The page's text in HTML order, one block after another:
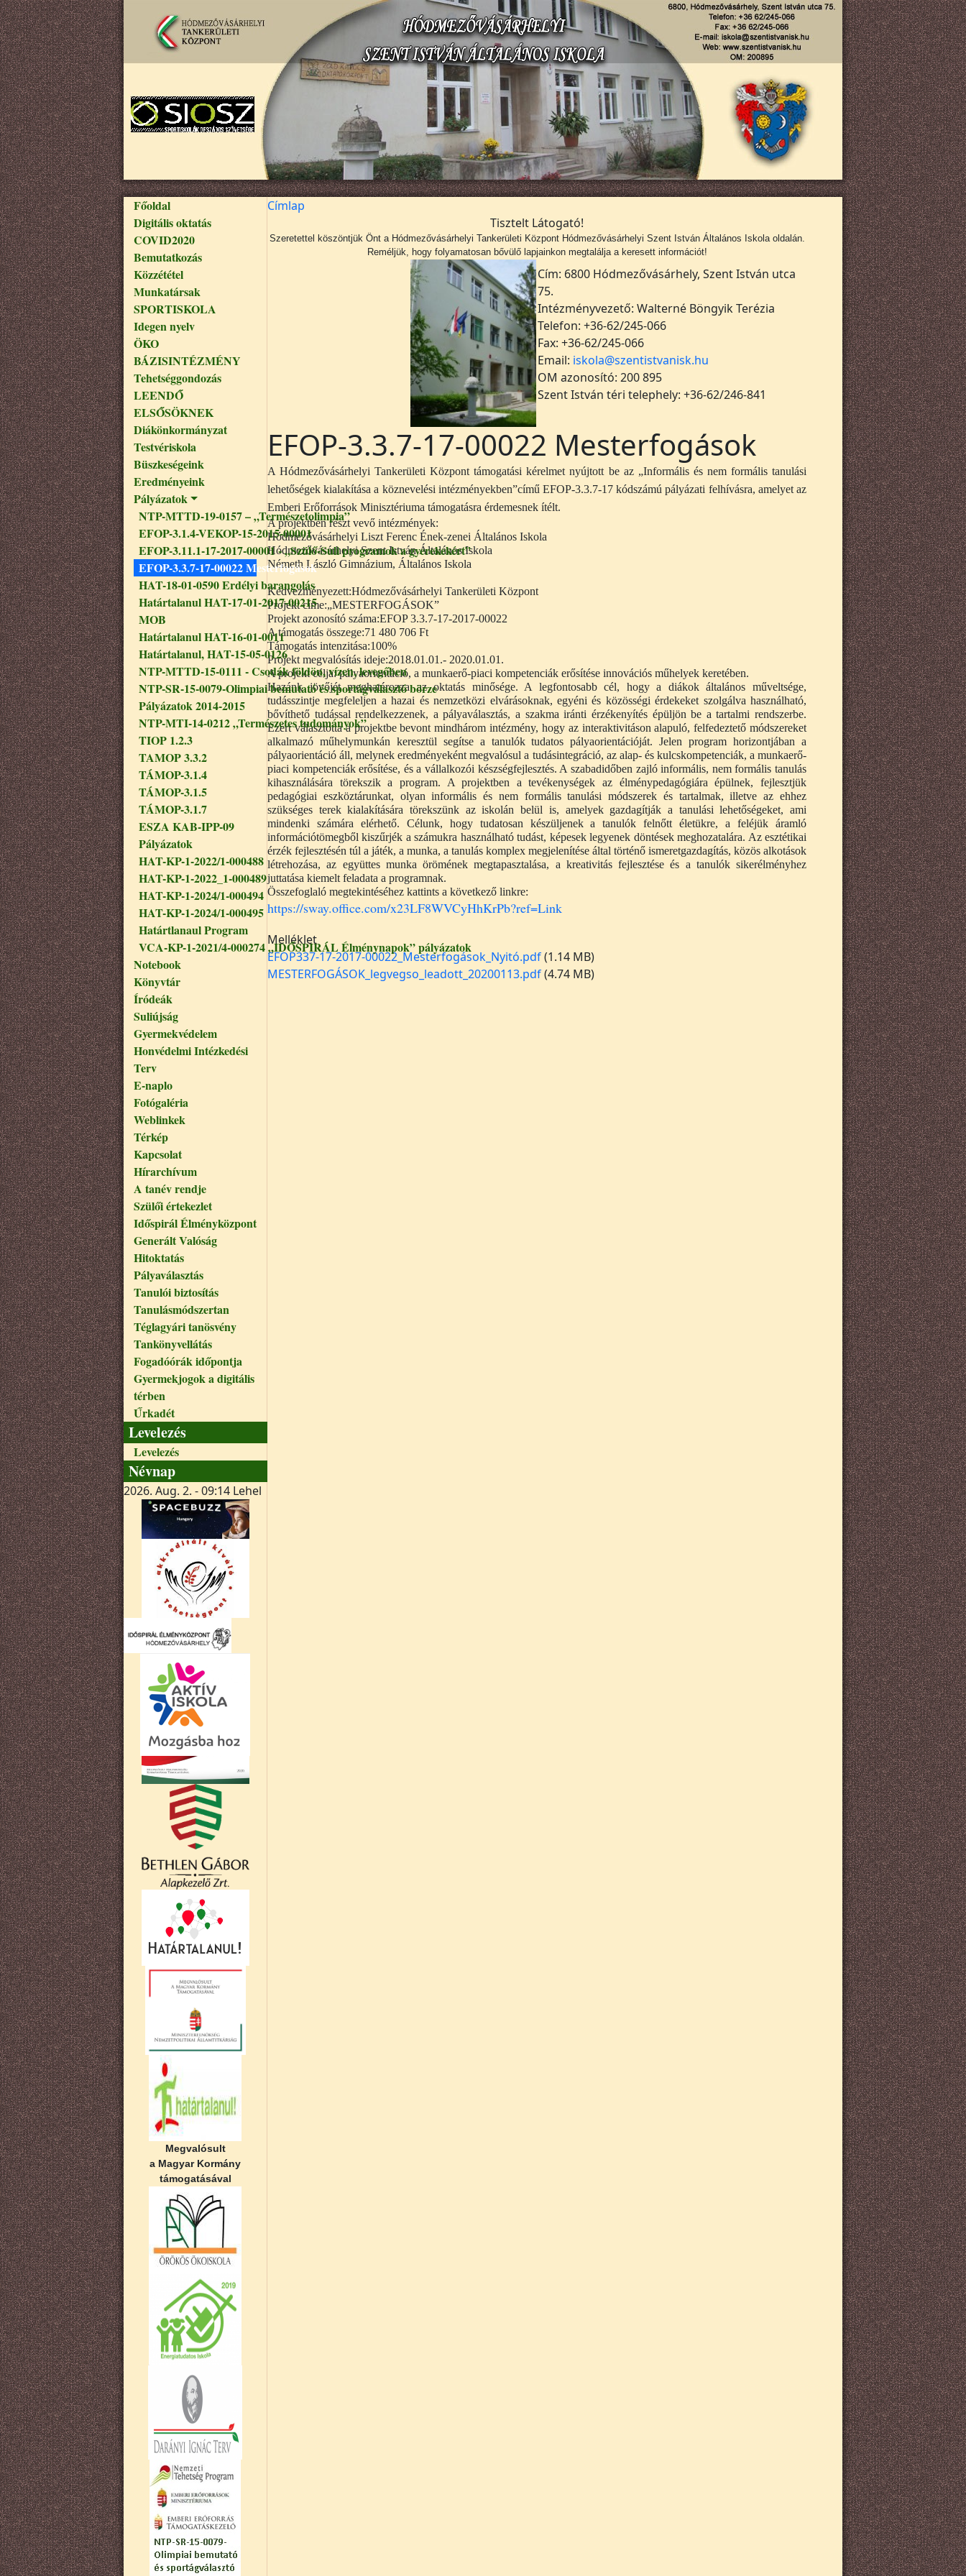
Ugrás a tartalomra
Fő navigáció
Főoldal
Digitális oktatás
COVID2020
Bemutatkozás
Közzététel
Munkatársak
SPORTISKOLA
Idegen nyelv
ÖKO
BÁZISINTÉZMÉNY
Tehetséggondozás
LEENDŐ
ELSŐSÖKNEK
Diákönkormányzat
Testvériskola
Büszkeségeink
Eredményeink
Pályázatok
NTP-MTTD-19-0157 – „Természetolimpia”
EFOP-3.1.4-VEKOP-15-2015-00001
EFOP-3.11.1-17-2017-00001 - „Szülő-Suli programok a gyerekekért”
EFOP-3.3.7-17-00022 Mesterfogások
HAT-18-01-0590 Erdélyi barangolás
Határtalanul HAT-17-01-2017-00215
MOB
Határtalanul HAT-16-01-0011
Határtalanul, HAT-15-05-0126
NTP-MTTD-15-0111 - Csodák földön, vízen, levegőben
NTP-SR-15-0079-Olimpiai bemutató és sportágválasztó börze
Pályázatok 2014-2015
NTP-MTI-14-0212 „Természetes tudományok”
TIOP 1.2.3
TAMOP 3.3.2
TÁMOP-3.1.4
TÁMOP-3.1.5
TÁMOP-3.1.7
ESZA KAB-IPP-09
Pályázatok
HAT-KP-1-2022/1-000488
HAT-KP-1-2022_1-000489
HAT-KP-1-2024/1-000494
HAT-KP-1-2024/1-000495
Határtlanaul Program
VCA-KP-1-2021/4-000274 „IDŐSPIRÁL Élménynapok” pályázatok
Notebook
Könyvtár
Íródeák
Suliújság
Gyermekvédelem
Honvédelmi Intézkedési
Terv
E-naplo
Fotógaléria
Weblinkek
Térkép
Kapcsolat
Hírarchívum
A tanév rendje
Szülői értekezlet
Időspirál Élményközpont
Generált Valóság
Hitoktatás
Pályaválasztás
Tanulói biztosítás
Tanulásmódszertan
Téglagyári tanösvény
Tankönyvellátás
Fogadóórák időpontja
Gyermekjogok a digitális
térben
Űrkadét
Levelezés
Levelezés
Névnap
2026. Aug. 2. - 09:14 Lehel
Megvalósult
a Magyar Kormány
támogatásával
Címlap
Tisztelt Látogató!
Szeretettel köszöntjük Önt a Hódmezővásárhelyi Tankerületi Központ Hódmezővásárhelyi Szent István Általános Iskola oldalán.
Reméljük, hogy folyamatosan bővülő lapjainkon megtalálja a keresett információt!
Cím: 6800 Hódmezővásárhely, Szent István utca
75.
Intézményvezető: Walterné Böngyik Terézia
Telefon: +36-62/245-066
Fax: +36-62/245-066
Email: iskola@szentistvanisk.hu
OM azonosító: 200 895
Szent István téri telephely: +36-62/246-841
EFOP-3.3.7-17-00022 Mesterfogások
A Hódmezővásárhelyi Tankerületi Központ támogatási kérelmet nyújtott be az „Informális és nem formális tanulási
lehetőségek kialakítása a köznevelési intézményekben”című EFOP-3.3.7-17 kódszámú pályázati felhívásra, amelyet az
Emberi Erőforrások Minisztériuma támogatásra érdemesnek ítélt.
A projektben részt vevő intézmények:
Hódmezővásárhelyi Liszt Ferenc Ének-zenei Általános Iskola
Hódmezővásárhelyi Szent István Általános Iskola
Németh László Gimnázium, Általános Iskola
Kedvezményezett:Hódmezővásárhelyi Tankerületi Központ
Projekt címe:„MESTERFOGÁSOK”
Projekt azonosító száma:EFOP 3.3.7-17-2017-00022
A támogatás összege:71 480 706 Ft
Támogatás intenzitása:100%
Projekt megvalósítás ideje:2018.01.01.- 2020.01.01.
A projekt célja: pályaorientáció, a munkaerő-piaci kompetenciák erősítése innovációs műhelyek keretében.
Hazánk jövőjét meghatározza az oktatás minősége. A legfontosabb cél, hogy a diákok általános műveltsége,
tudásszintje megfeleljen a hazai és nemzetközi elvárásoknak, egyéni és közösségi érdekeket szolgálva használható,
bővíthető tudással rendelkezzenek, a pályaválasztás, a szakma iránti érzékenyítés épüljön be a tartalmi rendszerbe.
Ezért választotta a projektbe bevont mindhárom intézmény, hogy az interaktivitáson alapuló, felfedeztető módszereket
alkalmazó műhelymunkán keresztül segítse a tanulók tudatos pályaorientációját. Jelen program horizontjában a
pályaorientáció áll, melynek eredményeként megvalósul a tudásintegráció, az alap- és kulcskompetenciák, a munkaerő-
piaci kompetenciák erősítése, és a vállalkozói készségfejlesztés. A szabadidőben zajló informális, nem formális tanulás
kihasználására törekszik a program. A projektben a tevékenységek az élménypedagógiára épülnek, fejlesztjük
pedagógiai eszköztárunkat, olyan informális és nem formális tanulási módszerek és tartalmak, illetve az ehhez
szükséges terek kialakítására törekszünk az iskolán belül is, amelyek gazdagítják a tanulási lehetőségeket, ami
mindenki számára elérhető. Célunk, hogy tudatosan készüljenek a tanulók felnőtt életükre, a feléjük áramló
információtömegből kiszűrjék a számukra használható tudást, képesek legyenek döntések meghozatalára. Az esztétikai
érzék fejlesztésén túl a játék, a munka, a tanulás komplex megjelenítése által történő ismeretgazdagítás, közös alkotások
létrehozása, az együttes munka örömének megtapasztalása, a kreativitás fejlesztése és a tanulók sikerélményhez
juttatása kiemelt feladata a programnak.
Összefoglaló megtekintéséhez kattints a következő linkre:
https://sway.office.com/x23LF8WVCyHhKrPb?ref=Link
Melléklet
EFOP337-17-2017-00022_Mesterfogások_Nyitó.pdf(1.14 MB)
MESTERFOGÁSOK_legvegso_leadott_20200113.pdf(4.74 MB)